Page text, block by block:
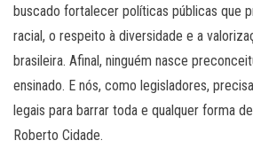
buscado fortalecer políticas públicas que
racial, o respeito à diversidade e a
brasileira. Afinal, ninguém nasce
ensinado. E nós, como legisladores,
legais para barrar toda e qualquer forma
Roberto Cidade.